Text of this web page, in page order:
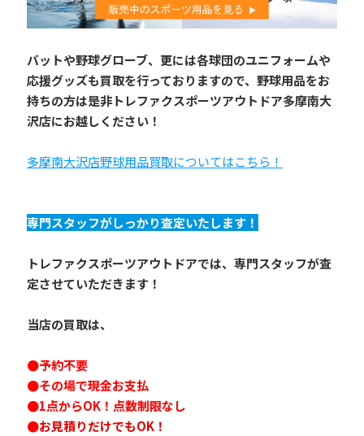
バットや野球グローブ、更には各球団のユニフォームや
応援グッズも買取を行っておりますので、野球用品をお
持ちの方は是非トレファクスポーツアウトドア多摩南大
沢店にお越しください！
多摩南大沢店野球用品買取についてはこちら！
専門スタッフがしっかり査定いたします！
トレファクスポーツアウトドアでは、専門スタッフが査
定させていただきます！
当店の買取は、
●予約不要
●その場で現金お支払
●1点からOK！点数制限なし
●お見積りだけでもOK！